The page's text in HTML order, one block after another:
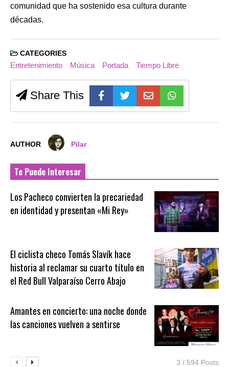
comunidad que ha sostenido esa cultura durante
décadas.
CATEGORIES
Entretenimiento Música Portada Tiempo Libre
Share This
AUTHOR Pilar
Te Puede Interesar
Los Pacheco convierten la precariedad
en identidad y presentan «Mi Rey»
El ciclista checo Tomás Slavík hace
historia al reclamar su cuarto título en
el Red Bull Valparaíso Cerro Abajo
Amantes en concierto: una noche donde
las canciones vuelven a sentirse
3 / 594 Posts